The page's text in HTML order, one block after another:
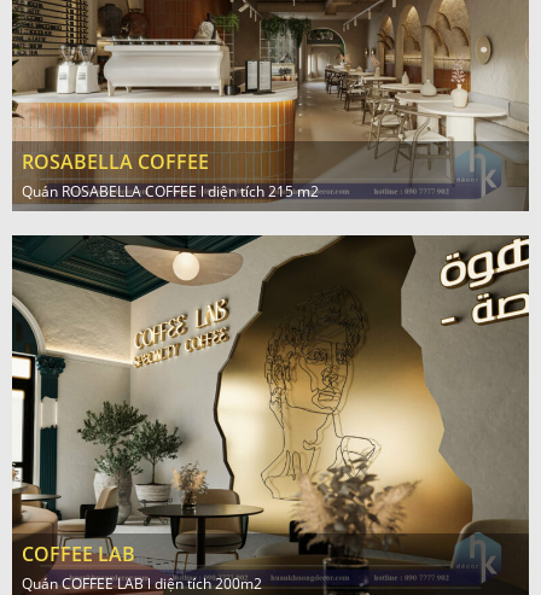
ROSABELLA COFFEE
Quán ROSABELLA COFFEE l diện tích 215 m2
COFFEE LAB
Quán COFFEE LAB l diện tích 200m2